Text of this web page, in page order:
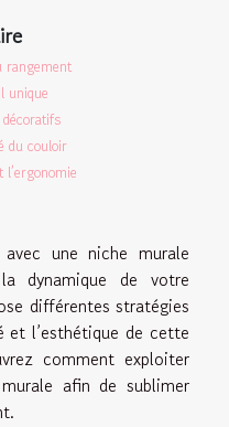
rangement
unique
du couloir
une niche murale
dynamique de votre
différentes stratégies
l’esthétique de cette
comment exploiter
afin de sublimer